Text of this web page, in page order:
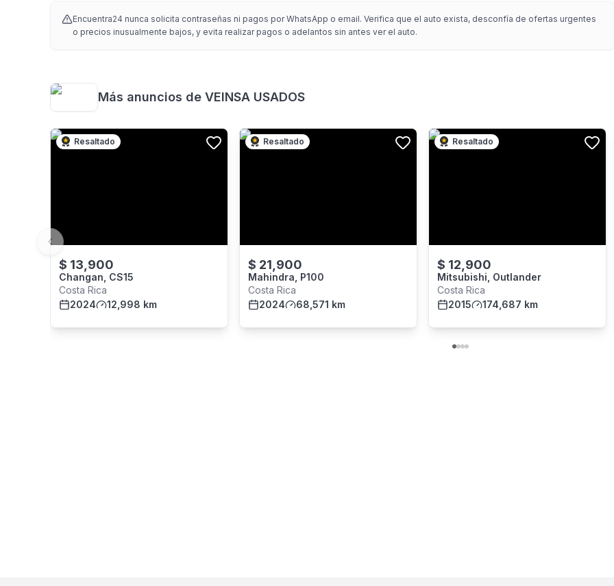
Encuentra24 nunca solicita contraseñas ni pagos por WhatsApp o email. Verifica que el auto exista, desconfía de ofertas urgentes
o precios inusualmente bajos, y evita realizar pagos o adelantos sin antes ver el auto.
Más anuncios de VEINSA USADOS
Resaltado
$ 13,900
Changan, CS15
Costa Rica
2024
12,998 km
Resaltado
$ 21,900
Mahindra, P100
Costa Rica
2024
68,571 km
Resaltado
$ 12,900
Mitsubishi, Outlander
Costa Rica
2015
174,687 km
Previous slide